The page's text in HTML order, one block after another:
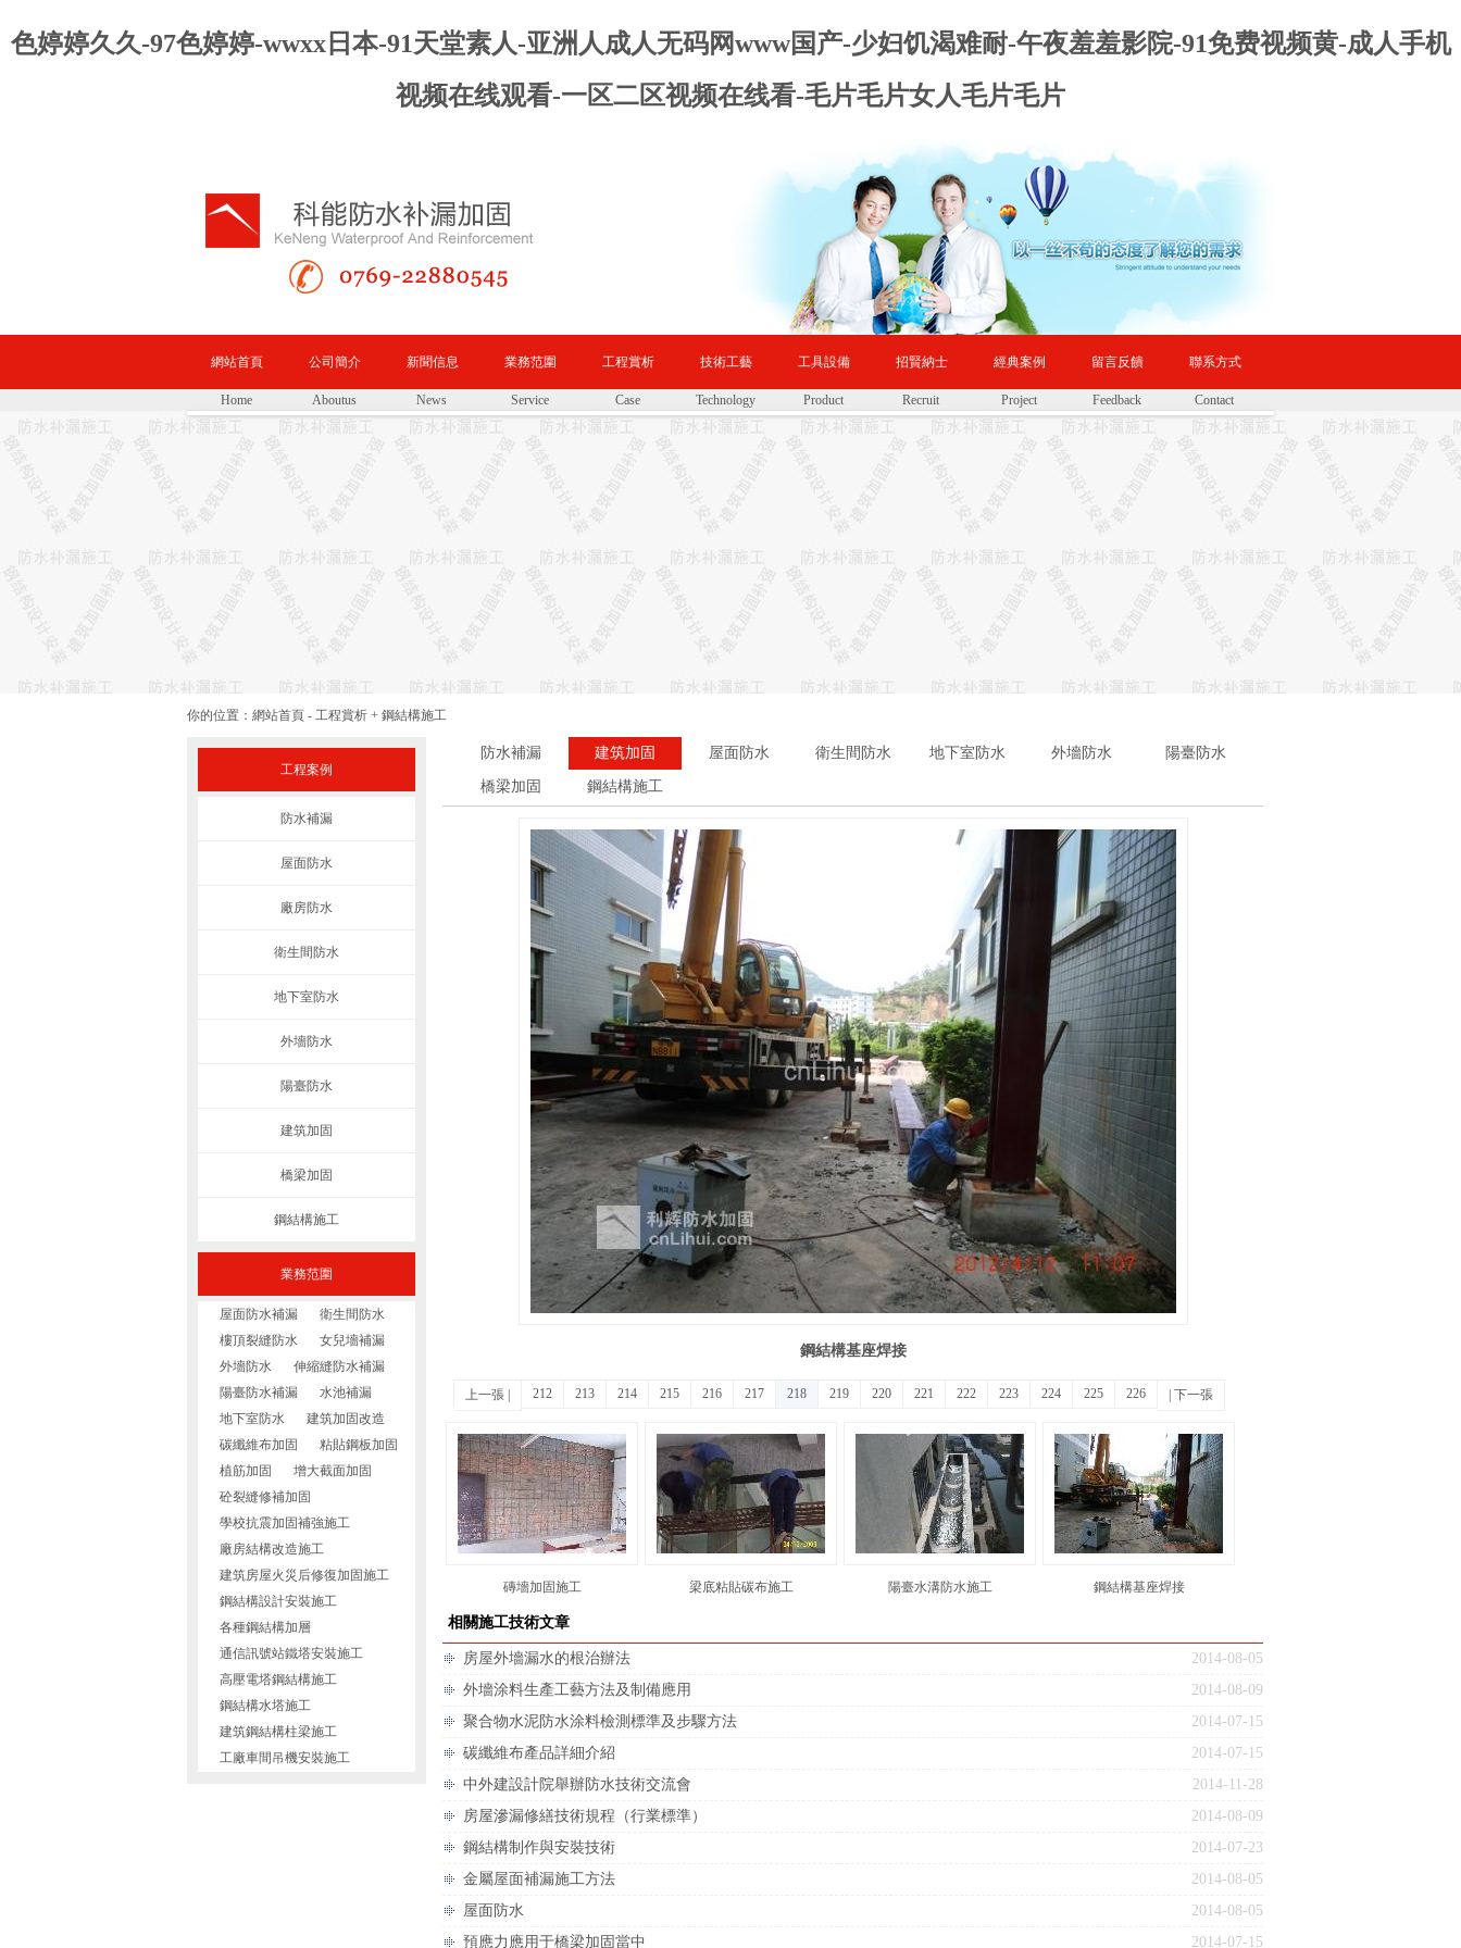
色婷婷久久-97色婷婷-wwxx日本-91天堂素人-亚洲人成人无码网www国产-少妇饥渴难耐-午夜羞羞影院-91免费视频黄-成人手机
视频在线观看-一区二区视频在线看-毛片毛片女人毛片毛片
網站首頁 公司簡介 新聞信息 業務范圍 工程賞析 技術工藝 工具設備 招賢納士 經典案例 留言反饋 聯系方式
Home Aboutus News Service Case Technology Product Recruit Project Feedback Contact
你的位置： 網站首頁 - 工程賞析 + 鋼結構施工
工程案例
防水補漏
屋面防水
廠房防水
衛生間防水
地下室防水
外墻防水
陽臺防水
建筑加固
橋梁加固
鋼結構施工
業務范圍
屋面防水補漏
衛生間防水
樓頂裂縫防水
女兒墻補漏
外墻防水
伸縮縫防水補漏
陽臺防水補漏
水池補漏
地下室防水
建筑加固改造
碳纖維布加固
粘貼鋼板加固
植筋加固
增大截面加固
砼裂縫修補加固
學校抗震加固補強施工
廠房結構改造施工
建筑房屋火災后修復加固施工
鋼結構設計安裝施工
各種鋼結構加層
通信訊號站鐵塔安裝施工
高壓電塔鋼結構施工
鋼結構水塔施工
建筑鋼結構柱梁施工
工廠車間吊機安裝施工
防水補漏 建筑加固 屋面防水 衛生間防水 地下室防水 外墻防水 陽臺防水
橋梁加固 鋼結構施工
鋼結構基座焊接
上一張 212 213 214 215 216 217 218 219 220 221 222 223 224 225 226 下一張
磚墻加固施工 梁底粘貼碳布施工 陽臺水溝防水施工 鋼結構基座焊接
相關施工技術文章
2014-08-05
房屋外墻漏水的根治辦法
2014-08-09
外墻涂料生產工藝方法及制備應用
2014-07-15
聚合物水泥防水涂料檢測標準及步驟方法
2014-07-15
碳纖維布產品詳細介紹
2014-11-28
中外建設計院舉辦防水技術交流會
2014-08-09
房屋滲漏修繕技術規程（行業標準）
2014-07-23
鋼結構制作與安裝技術
2014-08-05
金屬屋面補漏施工方法
2014-08-05
屋面防水
2014-07-15
預應力應用于橋梁加固當中